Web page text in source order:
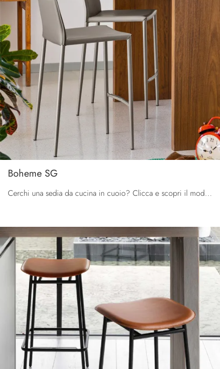
Boheme SG
Cerchi una sedia da cucina in cuoio? Clicca e scopri il modello Boheme SG di Connubia per completare i tuoi spazi perfettamente.